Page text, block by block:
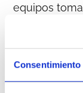
Consentimiento
equipos
relaciones
dejas de
empezar a